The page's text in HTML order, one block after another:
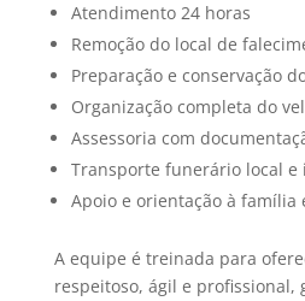
Atendimento 24 horas
Remoção do local de
Preparação e conservação
Organização completa do
Assessoria com
Transporte funerário local
Apoio e orientação à família
A equipe é treinada para
respeitoso, ágil e profissional,